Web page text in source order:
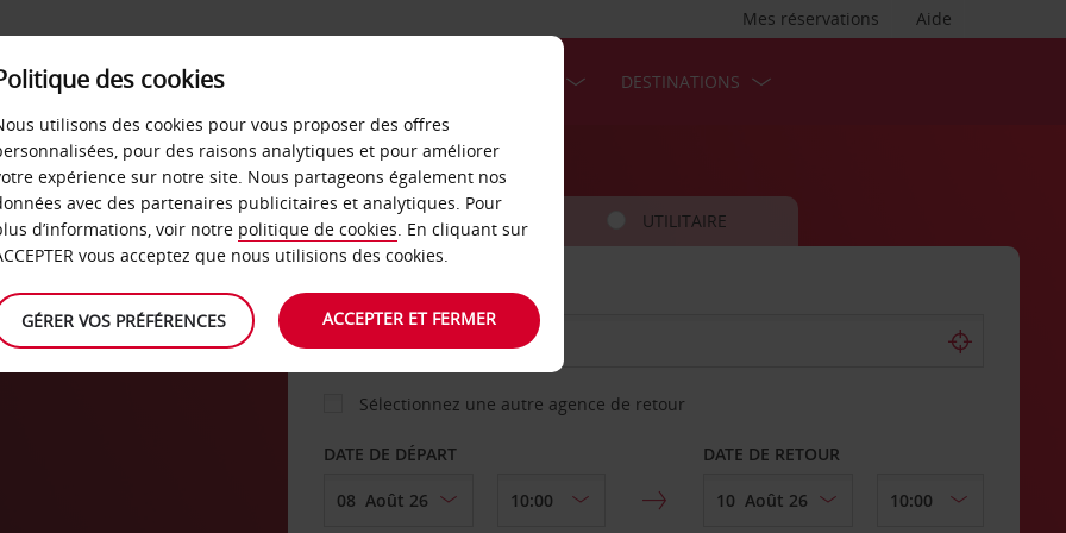
Aide
Mes réservations
LIBRE-SERVICE DESTINATIONS
VOITURE UTILITAIRE
AGENCE DE DÉPART
Sélectionnez une autre agence de retour
DATE DE DÉPART DATE DE RETOUR
des cookies
utilisons des cookies pour vous proposer des offres
pour des raisons analytiques et pour améliorer
expérience sur notre site. Nous partageons également nos
avec des partenaires publicitaires et analytiques. Pour
d’informations, voir notre politique de cookies. En cliquant sur
vous acceptez que nous utilisions des cookies.
GÉRER VOS PRÉFÉRENCES ACCEPTER ET FERMER